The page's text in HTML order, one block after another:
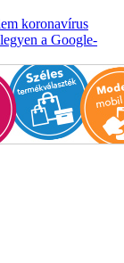
koronavírus
a Google-